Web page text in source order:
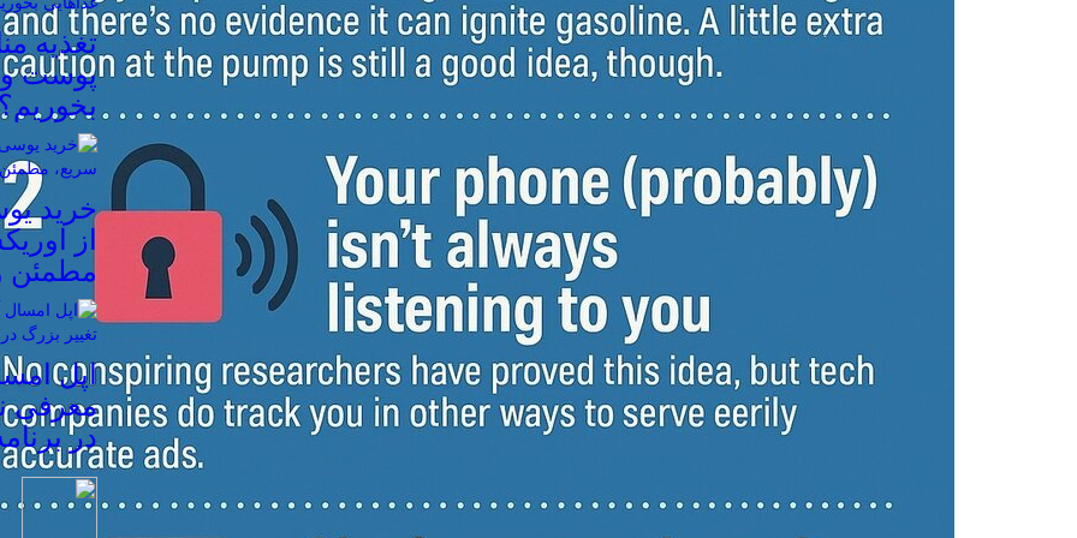
تغذیه
پوست و
خرید
از
مطمئن
معرفی
در